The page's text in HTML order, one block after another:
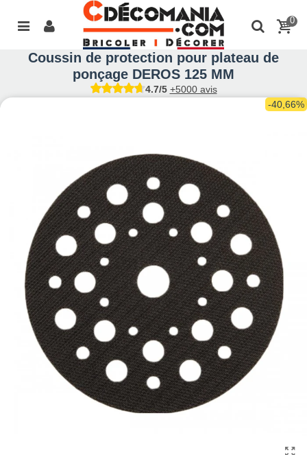
0
Coussin de protection pour plateau de
ponçage DEROS 125 MM
4.7/5 +5000 avis
-40,66%